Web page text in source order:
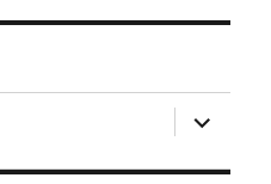
laienda